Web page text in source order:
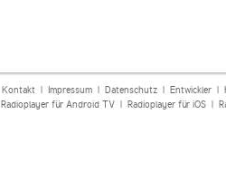
Kontakt| Impressum| Datenschutz| Entwickler|
Radioplayer für Android TV| Radioplayer für iOS|